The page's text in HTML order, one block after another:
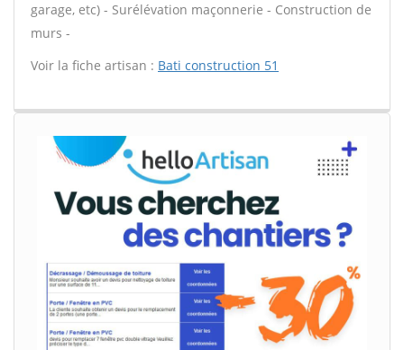
garage, etc) - Surélévation maçonnerie - Construction de
murs -
Voir la fiche artisan : Bati construction 51